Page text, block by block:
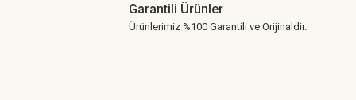
Garantili Ürünler
Ürünlerimiz %100 Garantili ve Orijinaldir.